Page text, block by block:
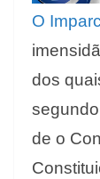
O
dos
de o